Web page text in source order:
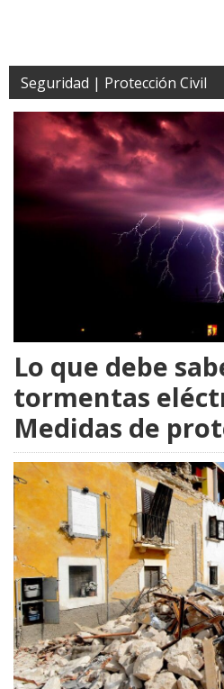
Seguridad | Protección Civil
Lo que debe
tormentas
Medidas de